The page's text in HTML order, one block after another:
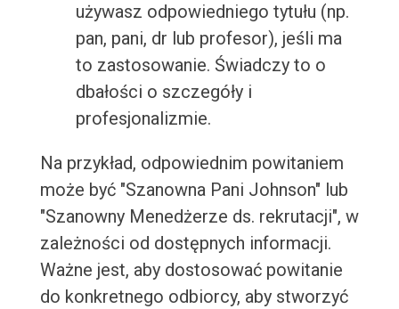
używasz odpowiedniego tytułu (np.
pan, pani, dr lub profesor), jeśli ma
to zastosowanie. Świadczy to o
dbałości o szczegóły i
profesjonalizmie.
Na przykład, odpowiednim powitaniem
może być "Szanowna Pani Johnson" lub
"Szanowny Menedżerze ds. rekrutacji", w
zależności od dostępnych informacji.
Ważne jest, aby dostosować powitanie
do konkretnego odbiorcy, aby stworzyć